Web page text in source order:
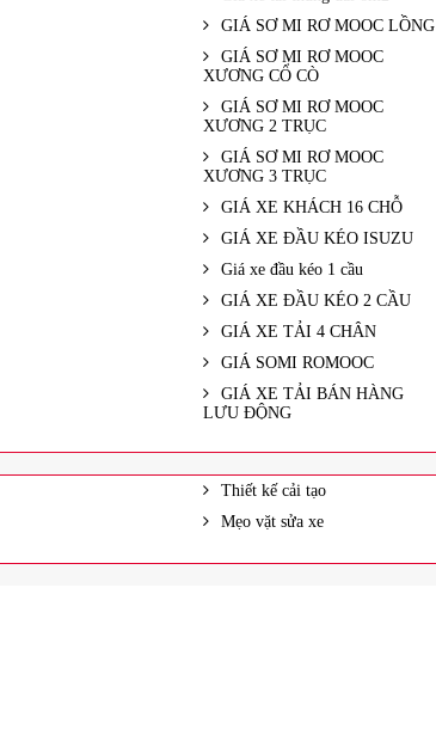
GIÁ SƠ MI RƠ MOOC LỒNG
GIÁ SƠ MI RƠ MOOC
XƯƠNG CỔ CÒ
GIÁ SƠ MI RƠ MOOC
XƯƠNG 2 TRỤC
GIÁ SƠ MI RƠ MOOC
XƯƠNG 3 TRỤC
GIÁ XE KHÁCH 16 CHỖ
GIÁ XE ĐẦU KÉO ISUZU
Giá xe đầu kéo 1 cầu
GIÁ XE ĐẦU KÉO 2 CẦU
GIÁ XE TẢI 4 CHÂN
GIÁ SOMI ROMOOC
GIÁ XE TẢI BÁN HÀNG
LƯU ĐỘNG
Thiết kế cải tạo
Mẹo vặt sửa xe